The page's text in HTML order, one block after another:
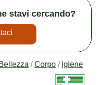
stavi cercando?
/Corpo / Igiene